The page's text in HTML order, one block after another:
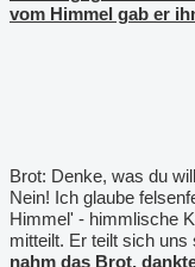
vom Himmel gab er
Brot: Denke, was du
Nein! Ich glaube
Himmel' - himmlische
mitteilt. Er teilt sich
nahm das Brot,